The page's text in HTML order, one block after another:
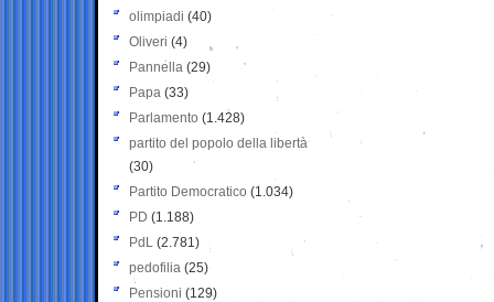
olimpiadi (40)
Oliveri (4)
Pannella (29)
Papa (33)
Parlamento (1.428)
partito del popolo della libertà
(30)
Partito Democratico (1.034)
PD (1.188)
PdL (2.781)
pedofilia (25)
Pensioni (129)